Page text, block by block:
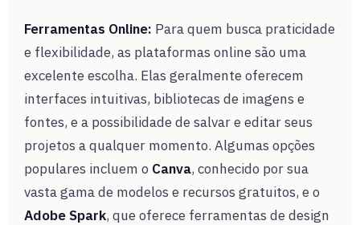
Ferramentas Online: Para quem busca praticidade
e flexibilidade, as plataformas online são uma
excelente escolha. Elas geralmente oferecem
interfaces intuitivas, bibliotecas de imagens e
fontes, e a possibilidade de salvar e editar seus
projetos a qualquer momento. Algumas opções
populares incluem o Canva, conhecido por sua
vasta gama de modelos e recursos gratuitos, e o
Adobe Spark, que oferece ferramentas de design